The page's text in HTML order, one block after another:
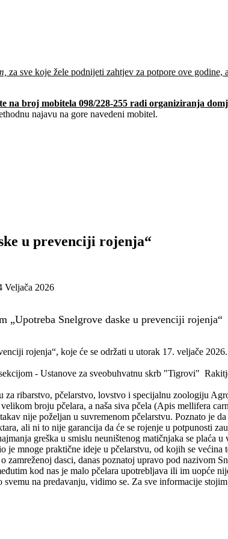
za sve koje žele podnijeti zahtjev za potpore ove
na broj mobitela 098/228-255 radi organiziranja
najavu na gore navedeni mobitel.
u prevenciji rojenja“
Veljača 2026
„Upotreba Snelgrove daske u prevenciji rojenja“
rojenja“, koje će se održati u utorak 17. veljače
- Ustanove za sveobuhvatnu skrb "Tigrovi"
za ribarstvo, pčelarstvo, lovstvo i specijalnu zoologiju
broju pčelara, a naša siva pčela (Apis mellifera
nije poželjan u suvremenom pčelarstvu. Poznato je
ali ni to nije garancija da će se rojenje u potpunosti
greška u smislu neuništenog matičnjaka se plaća
mnoge praktične ideje u pčelarstvu, od kojih se
dasci, danas poznatoj upravo pod nazivom
kod nas je malo pčelara upotrebljava ili im uopće
na predavanju, vidimo se. Za sve informacije